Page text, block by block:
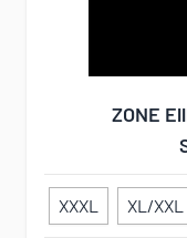
ZONE
XXXL XL/XXL